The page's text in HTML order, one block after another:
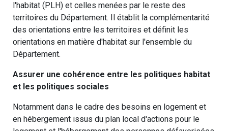
l'habitat (PLH) et celles menées par le reste des
territoires du Département. Il établit la complémentarité
des orientations entre les territoires et définit les
orientations en matière d'habitat sur l'ensemble du
Département.
Assurer une cohérence entre les politiques habitat
et les politiques sociales
Notamment dans le cadre des besoins en logement et
en hébergement issus du plan local d'actions pour le